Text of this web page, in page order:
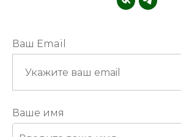
Ваш Email
Ваше имя